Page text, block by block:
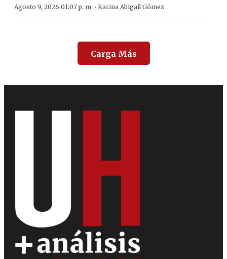
Agosto 9, 2026 01:07 p. m. · Karina Abigail Gómez
Carga Más